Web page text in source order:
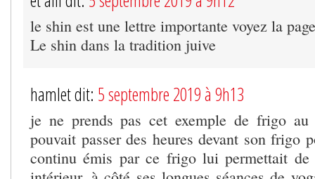
le shin est une lettre importante voyez la
Le shin dans la tradition juive
hamlet dit: 5 septembre 2019 à 9h13
je ne prends pas cet exemple de frigo
pouvait passer des heures devant son frigo
continu émis par ce frigo lui permettait de